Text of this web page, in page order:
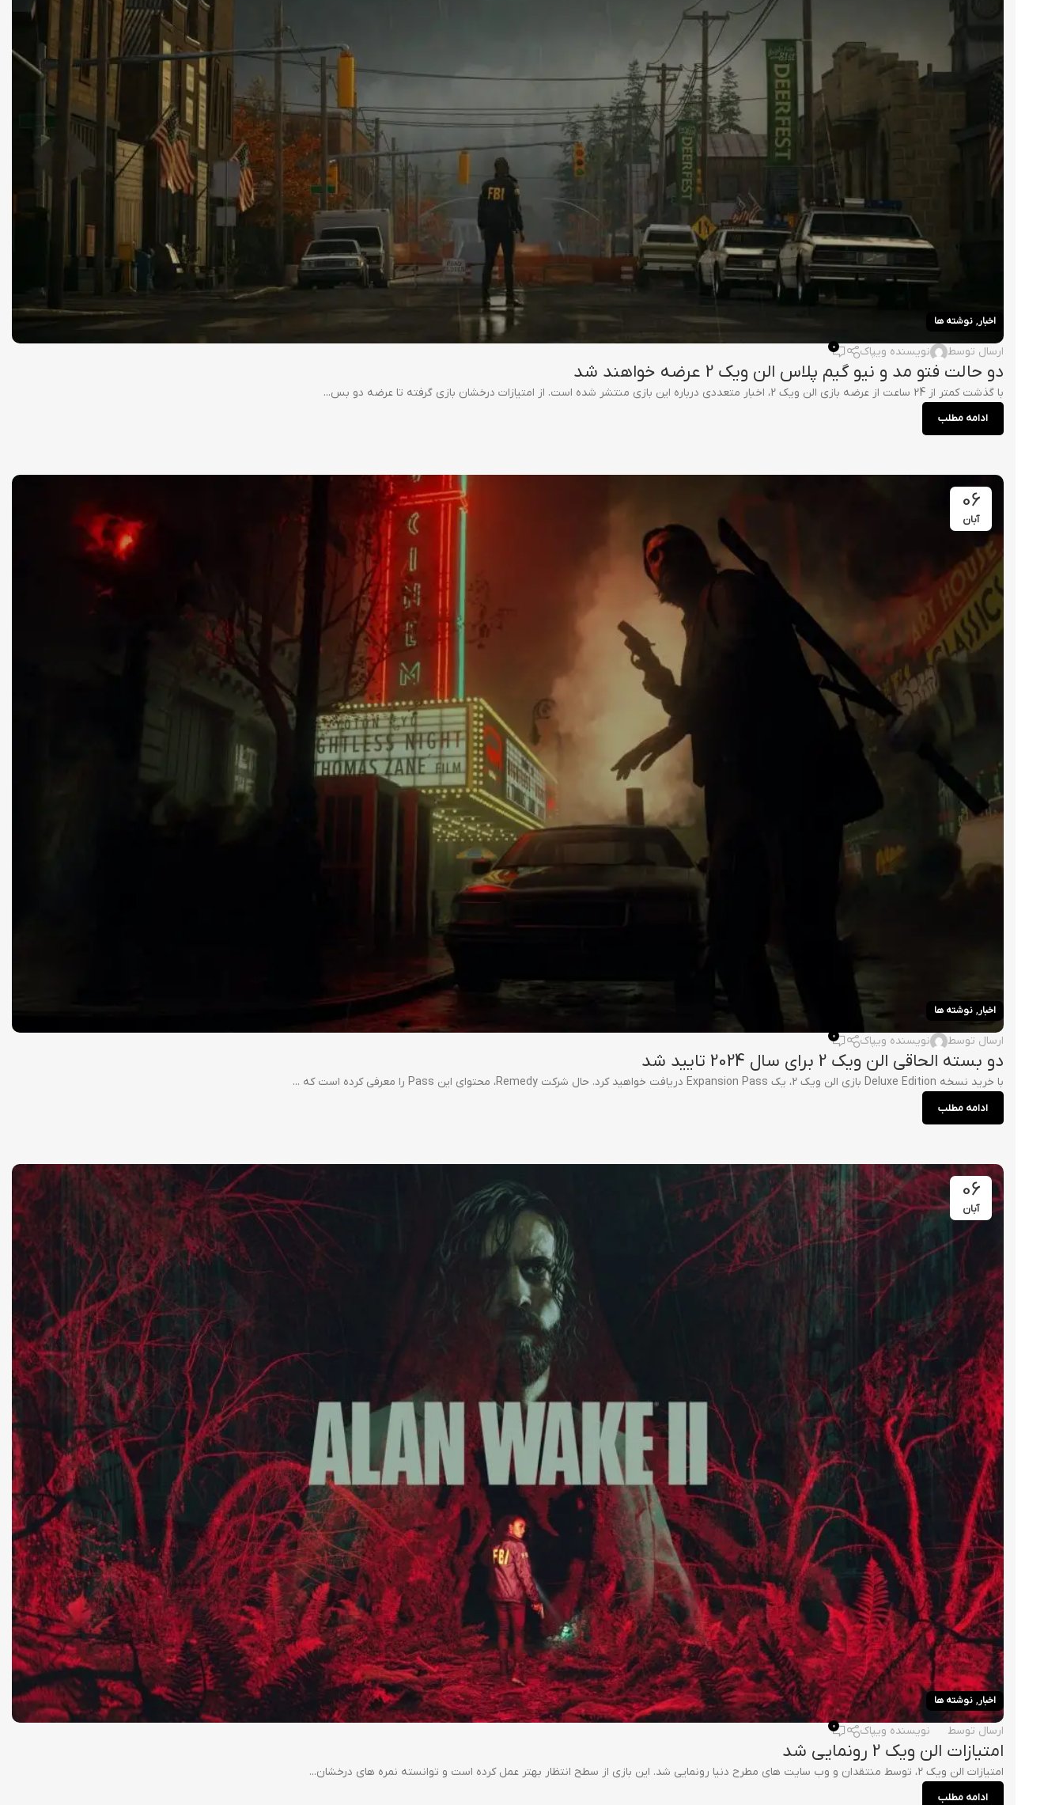
اخبار, نوشته ها
ارسال توسط نویسنده ویپاک 0
دو حالت فتو مد و نیو گیم پلاس الن ویک 2 عرضه خواهند شد
با گذشت کمتر از 24 ساعت از عرضه بازی الن ویک 2، اخبار متعددی درباره این بازی منتشر شده است. از امتیازات درخشان بازی گرفته تا عرضه دو بس...
ادامه مطلب
06
آبان
اخبار, نوشته ها
ارسال توسط نویسنده ویپاک 0
دو بسته الحاقی الن ویک 2 برای سال 2024 تایید شد
با خرید نسخه Deluxe Edition بازی الن ویک 2، یک Expansion Pass دریافت خواهید کرد. حال شرکت Remedy، محتوای این Pass را معرفی کرده است که ...
ادامه مطلب
06
آبان
اخبار, نوشته ها
ارسال توسط نویسنده ویپاک 0
امتیازات الن ویک 2 رونمایی شد
امتیازات الن ویک 2، توسط منتقدان و وب سایت های مطرح دنیا رونمایی شد. این بازی از سطح انتظار بهتر عمل کرده است و توانسته نمره های درخشان...
ادامه مطلب